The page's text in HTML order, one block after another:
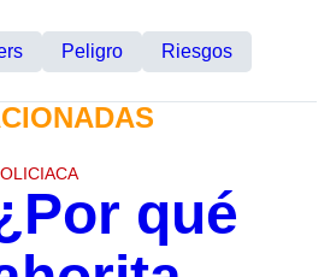
Peligro Riesgos
qué